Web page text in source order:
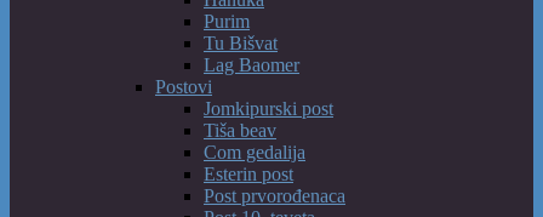
Purim
Tu Bišvat
Lag Baomer
Postovi
Jomkipurski post
Tiša beav
Com gedalija
Esterin post
Post prvorođenaca